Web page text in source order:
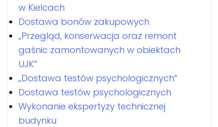
w Kielcach
Dostawa bonów zakupowych
„Przegląd, konserwacja oraz remont
gaśnic zamontowanych w obiektach
UJK”
„Dostawa testów psychologicznych”
Dostawa testów psychologicznych
Wykonanie ekspertyzy technicznej
budynku